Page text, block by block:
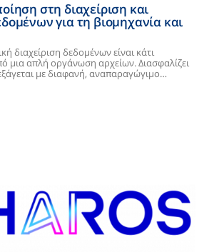
στη διαχείριση και
για τη βιομηχανία και
διαχείριση δεδομένων είναι κάτι
μια απλή οργάνωση αρχείων. Διασφαλίζει
με διαφανή, αναπαραγώγιμο…